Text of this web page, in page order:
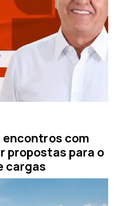
encontros com
propostas para o
cargas